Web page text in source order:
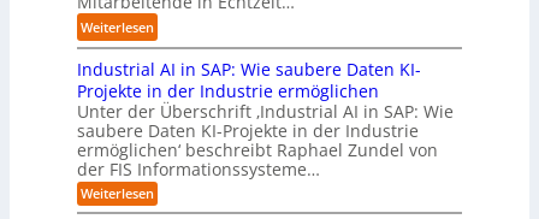
s
i
e
r
u
n
g
s
l
ö
s
n
d
u
s
t
r
i
e
a
u
t
r
a
l
u
s
i
n
n
.
O
r
g
w
ä
c
h
s
g
t
M
i
s
s
t
r
a
Weiterlesen:
L
a
r
s
h
i
l
f
t
Industrial AI in SAP: Wie saubere Daten KI-
Projekte in der Industrie ermöglichen
Unter der Überschrift ‚Industrial AI in SAP: Wie
saubere Daten KI-Projekte in der Industrie
ermöglichen‘ beschreibt Raphael Zundel von
der FIS Informationssysteme…
Weiterlesen:
I